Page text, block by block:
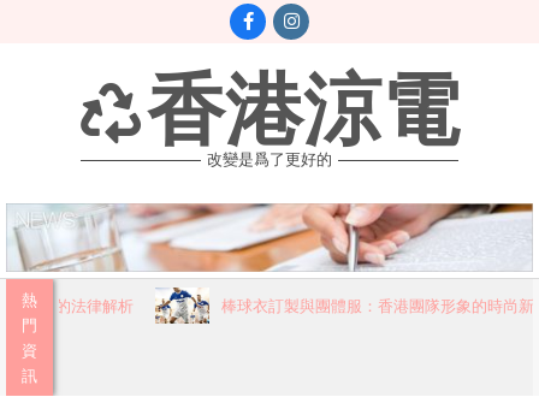
香港涼電
改變是爲了更好的
Primary
Navigation
Menu
熱
門
資
訊
讀的法律解析 棒球衣訂製與團體服：香港團隊形象的時尚新篇章